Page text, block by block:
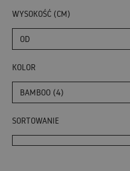
WYSOKOŚĆ (CM)
OD
KOLOR
BAMBOO (4)
SORTOWANIE